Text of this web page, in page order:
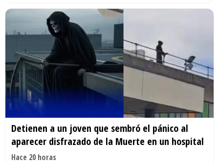
Detienen a un joven que sembró el pánico al
aparecer disfrazado de la Muerte en un hospital
Hace 20 horas